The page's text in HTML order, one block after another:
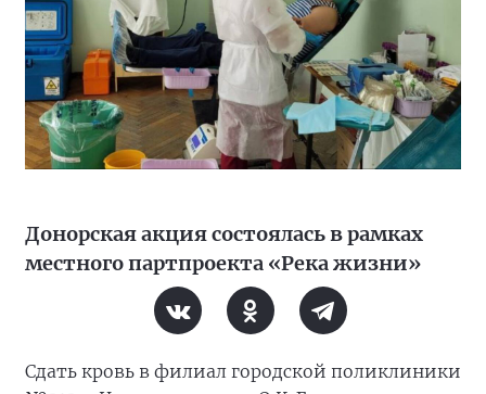
Донорская акция состоялась в рамках
местного партпроекта «Река жизни»
Сдать кровь в филиал городской поликлиники